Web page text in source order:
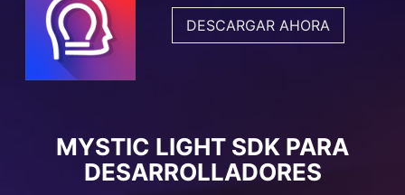
DESCARGAR AHORA
MYSTIC LIGHT SDK PARA
DESARROLLADORES